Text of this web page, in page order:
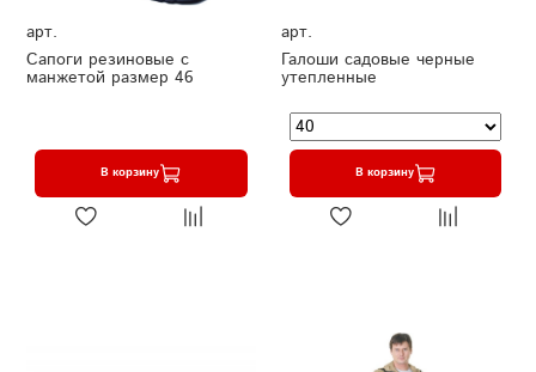
арт.
Сапоги резиновые с
манжетой размер 46
В корзину
арт.
Галоши садовые черные
утепленные
В корзину